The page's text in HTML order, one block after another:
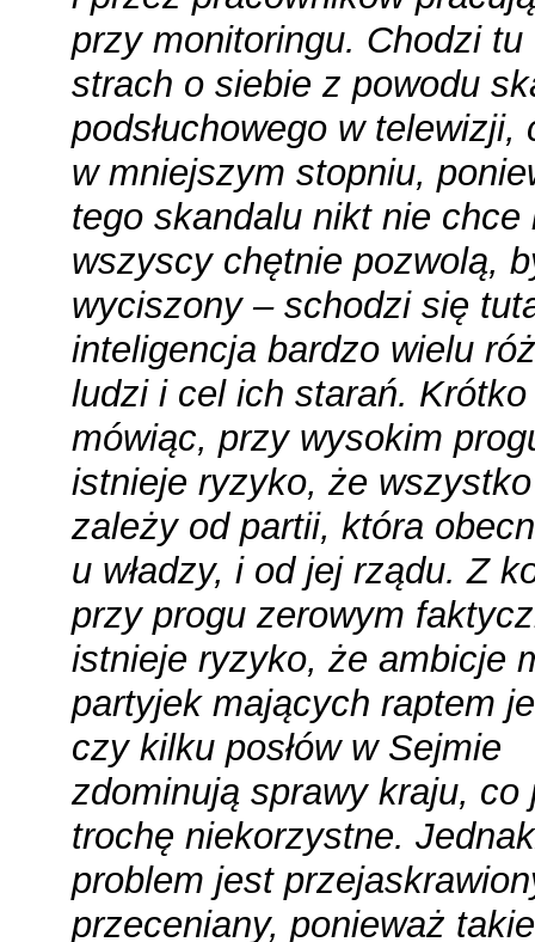
przy monitoringu. Chodzi tu
strach o siebie z powodu
podsłuchowego w telewizji,
w mniejszym stopniu,
tego skandalu nikt nie chce
wszyscy chętnie pozwolą,
wyciszony – schodzi się
inteligencja bardzo wielu
ludzi i cel ich starań. Krótko
mówiąc, przy wysokim
istnieje ryzyko, że wszystko
zależy od partii, która
u władzy, i od jej rządu. Z
przy progu zerowym
istnieje ryzyko, że ambicje
partyjek mających raptem
czy kilku posłów w Sejmie
zdominują sprawy kraju, co
trochę niekorzystne.
problem jest
przeceniany, ponieważ takie